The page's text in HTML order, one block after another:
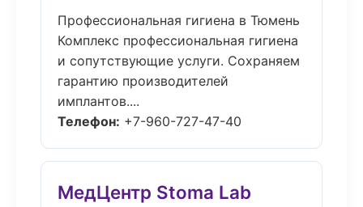
Профессиональная гигиена в Тюмень
Комплекс профессиональная гигиена
и сопутствующие услуги. Сохраняем
гарантию производителей
имплантов....
Телефон: +7-960-727-47-40
МедЦентр Stoma Lab